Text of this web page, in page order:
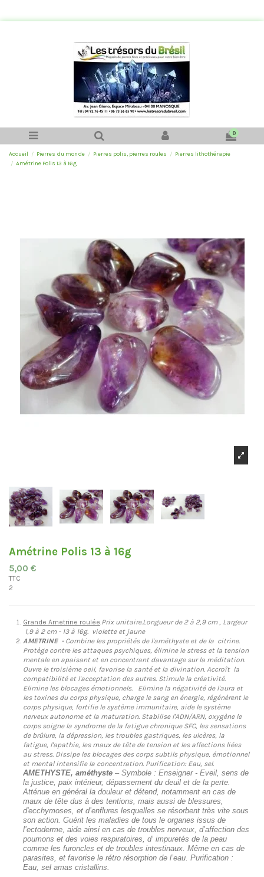
0
Accueil Pierres du monde Pierres polis, pierres roules
Pierres lithothérapie
Amétrine Polis 13 à 16g
Amétrine Polis 13 à 16g
5,00 €
TTC
2
Grande Ametrine roulée Prix unitaire.Longueur de 2 à 2,9 cm , Largeur
1,9 à 2 cm - 13 à 16g. violette et jaune
AMETRINE - Combine les propriétés de l'améthyste et de la citrine.
Protège contre les attaques psychiques, élimine le stress et la tension
mentale en apaisant et en concentrant davantage sur la méditation.
Ouvre le troisième oeil, favorise la santé et la divination. Accroît la
compatibilité et l'acceptation des autres. Stimule la créativité.
Elimine les blocages émotionnels. Elimine la négativité de l'aura et
les toxines du corps physique, charge le sang en énergie, régénèrent le
corps physique, fortifie le système immunitaire, aide le système
nerveux autonome et la maturation. Stabilise l'ADN/ARN, oxygène le
corps soigne la syndrome de la fatigue chronique SFC, les sensations
de brûlure, la dépression, les troubles gastriques, les ulcères, la
fatigue, l'apathie, les maux de tête de tension et les affections liées
au stress. Dissipe les blocages des corps subtils physique, émotionnel
et mental intensifie la concentration. Purification: Eau, sel.
AMETHYSTE, améthyste – Symbole : Enseigner - Eveil, sens de
la justice, paix intérieur, dépassement du deuil et de la perte.
Atténue en général la douleur et détend, notamment en cas de
maux de tête dus à des tentions, mais aussi de blessures,
d'ecchymoses, et d’enflures lesquelles se résorbent très vite sous
son action. Guérit les maladies de tous le organes issus de
l’ectoderme, aide ainsi en cas de troubles nerveux, d’affection des
poumons et des voies respiratoires, d’ impuretés de la peau
comme les furoncles et de troubles intestinaux. Même en cas de
parasites, et favorise le rétro résorption de l’eau. Purification :
Eau, sel amas cristallins.